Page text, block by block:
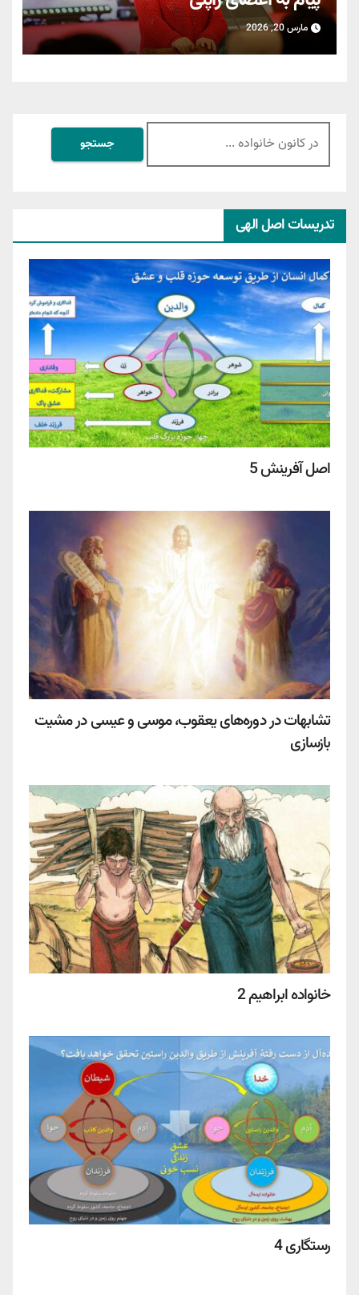
مارس 20, 2026
برای:
تدریسات اصل الهی
اصل آفرینش 5
تشابهات در دوره‌های یعقوب، موسی و عیسی در مشیت
بازسازی
خانواده ابراهیم 2
رستگاری 4